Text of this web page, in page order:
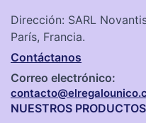
Dirección: SARL
París, Francia.
Contáctanos
Correo electrónico:
NUESTROS PRODUCTOS